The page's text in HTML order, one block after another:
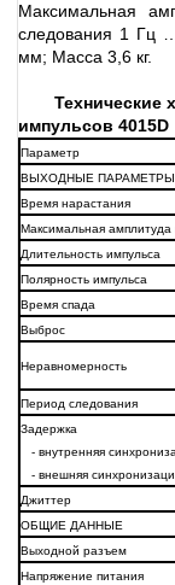
Максимальная
следования 1 Гц
мм; Масса 3,6 кг.
Технические
импульсов 4015D
Параметр
ВЫХОДНЫЕ ПАРАМЕТРЫ
Время нарастания
Максимальная
Длительность импульса
Полярность импульса
Время спада
Выброс
Неравномерность
Период следования
Задержка
- внутренняя
- внешняя
Джиттер
ОБЩИЕ ДАННЫЕ
Выходной разъем
Напряжение питания